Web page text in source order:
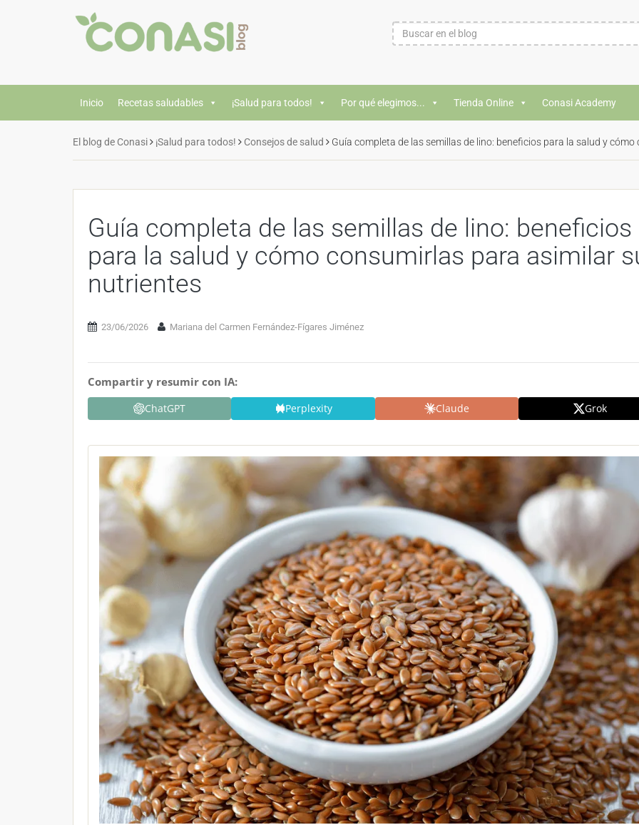
Inicio Recetas saludables ¡Salud para todos! Por qué elegimos... Tienda Online Conasi Academy
El blog de Conasi ¡Salud para todos! Consejos de salud Guía completa de las semillas de lino: beneficios para la salud y
Guía completa de las semillas de lino: beneficios
para la salud y cómo consumirlas para asimilar
nutrientes
23/06/2026 Mariana del Carmen Fernández-Fígares Jiménez
Compartir y resumir con IA:
ChatGPT Perplexity Claude Grok